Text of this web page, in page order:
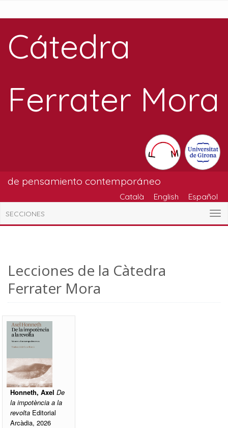
Cátedra
Ferrater Mora
de pensamiento contemporáneo
Català English Español
SECCIONES
Lecciones de la Càtedra
Ferrater Mora
Honneth, Axel De
la impotència a la
revolta Editorial
Arcàdia, 2026